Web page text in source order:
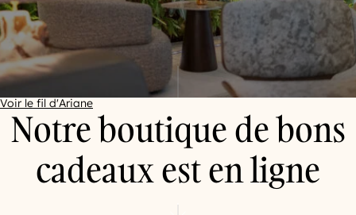
Notre boutique de bons
cadeaux est en ligne
Voir le fil d'Ariane